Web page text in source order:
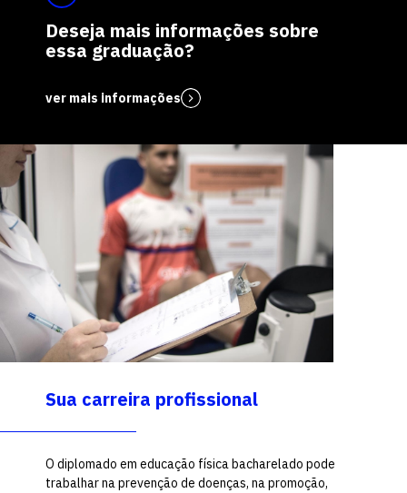
Deseja mais informações sobre
essa graduação?
ver mais informações
Sua carreira profissional
O diplomado em educação física bacharelado pode
trabalhar na prevenção de doenças, na promoção,